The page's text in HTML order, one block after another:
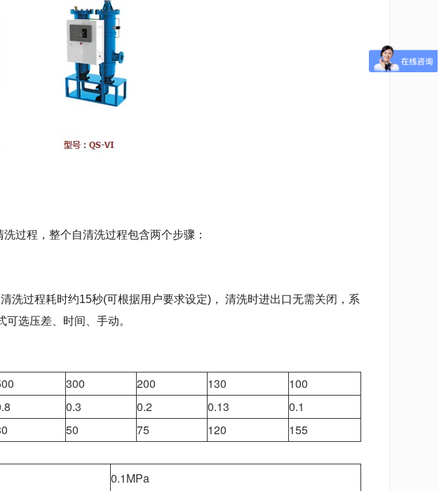
过程，整个自清洗过程包含两个步骤：
过程耗时约15秒(可根据用户要求设定)， 清洗时进出口无需关闭，系
选压差、时间、手动。
300 200 130
100
0.3 0.2 0.13
0.1
50 75 120 155
0.1MPa